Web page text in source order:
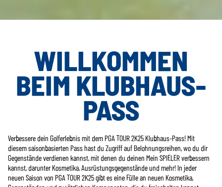
WILLKOMMEN
BEIM KLUBHAUS-
PASS
Verbessere dein Golferlebnis mit dem PGA TOUR 2K25 Klubhaus-Pass! Mit
diesem saisonbasierten Pass hast du Zugriff auf Belohnungsreihen, wo du dir
Gegenstände verdienen kannst, mit denen du deinen Mein SPIELER verbessern
kannst, darunter Kosmetika, Ausrüstungsgegenstände und mehr! In jeder
neuen Saison von PGA TOUR 2K25 gibt es eine Fülle an neuen Kosmetika,